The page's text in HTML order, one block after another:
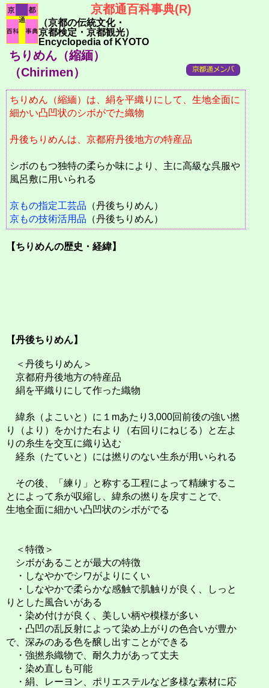
京都通百科事典(R)
（京都の伝統文化・
京都検定・京都観光）
Encyclopedia of KYOTO
ちりめん（縮緬）
（Chirimen）
ちりめん（縮緬）は、絹を平織りにして、生地全面に
細かい凸凹状のシボがでた織物
丹後ちりめんは、京都府丹後地方の特産品
シボのもつ独特の柔らか味により、主に高級な呉服や
風呂敷に用いられる
京もの指定工芸品 （丹後ちりめん）
京もの技術活用品 （丹後ちりめん）
【ちりめんの歴史・経緯】
【丹後ちりめん】
＜丹後ちりめん＞
京都府丹後地方の特産品
絹を平織りにして作った織物
緯糸（よこいと）に１mあたり3,000回前後の強い撚
り（より）をかけた右より（右回りにねじる）と左よ
りの糸生を交互に織り込む
経糸（たていと）には撚りのない生糸が用いられる
その後、「練り」と称する工程によって精練するこ
とによって糸が収縮し、緯糸の撚りを戻すことで、
生地全面に細かい凸凹状のシボがでる
＜特徴＞
シボがあることが最大の特徴
・しなやかでシワがよりにくい
・しなやかで柔らかな感触で肌触りが良く、しっと
りとした風合いがある
・染め付けが良く、美しい柄や模様が多い
・凸凹の乱反射によって染め上がりの色合いが豊か
で、深みのある色を醸し出すことができる
・強撚糸織物で、耐久力があって丈夫
・染め直しも可能
・絹、レーヨン、ポリエステルなど多様な素材に応